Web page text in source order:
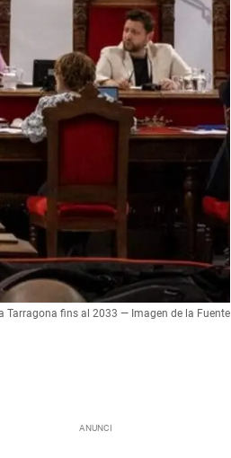
Tarragona fins al 2033 — Imagen de la Fuente